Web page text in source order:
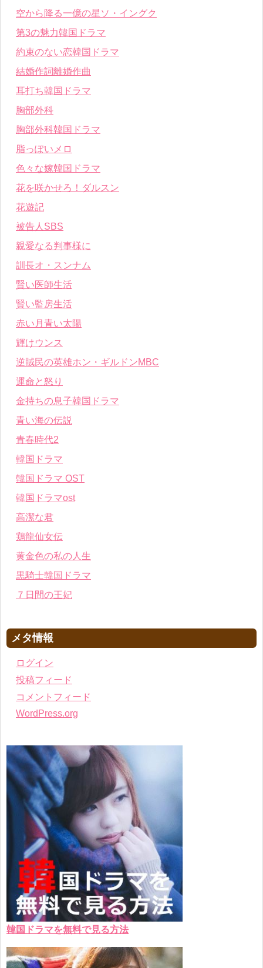
空から降る一億の星ソ・イングク
第3の魅力韓国ドラマ
約束のない恋韓国ドラマ
結婚作詞離婚作曲
耳打ち韓国ドラマ
胸部外科
胸部外科韓国ドラマ
脂っぽいメロ
色々な嫁韓国ドラマ
花を咲かせろ！ダルスン
花遊記
被告人SBS
親愛なる判事様に
訓長オ・スンナム
賢い医師生活
賢い監房生活
赤い月青い太陽
輝けウンス
逆賊民の英雄ホン・ギルドンMBC
運命と怒り
金持ちの息子韓国ドラマ
青い海の伝説
青春時代2
韓国ドラマ
韓国ドラマ OST
韓国ドラマost
高潔な君
鶏龍仙女伝
黄金色の私の人生
黒騎士韓国ドラマ
７日間の王妃
メタ情報
ログイン
投稿フィード
コメントフィード
WordPress.org
韓国ドラマを無料で見る方法